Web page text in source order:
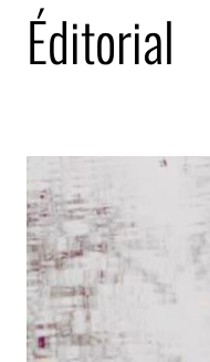
Éditorial